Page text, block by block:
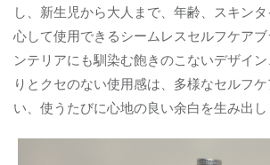
し、新生児から大人まで、年齢、スキン
心して使用できるシームレスセルフケア
ンテリアにも馴染む飽きのこないデザイ
りとクセのない使用感は、多様なセルフ
い、使うたびに心地の良い余白を生み出し